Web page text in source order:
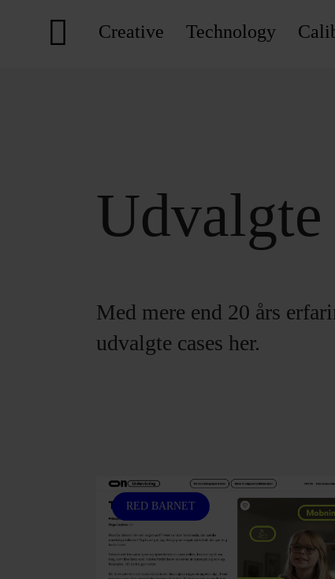
Creative Technology
Udvalgte
Med mere end 20 års
udvalgte cases her.
RED BARNET